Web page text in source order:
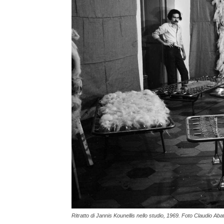
Ritratto di Jannis Kounellis nello studio, 1969. Foto Claudio